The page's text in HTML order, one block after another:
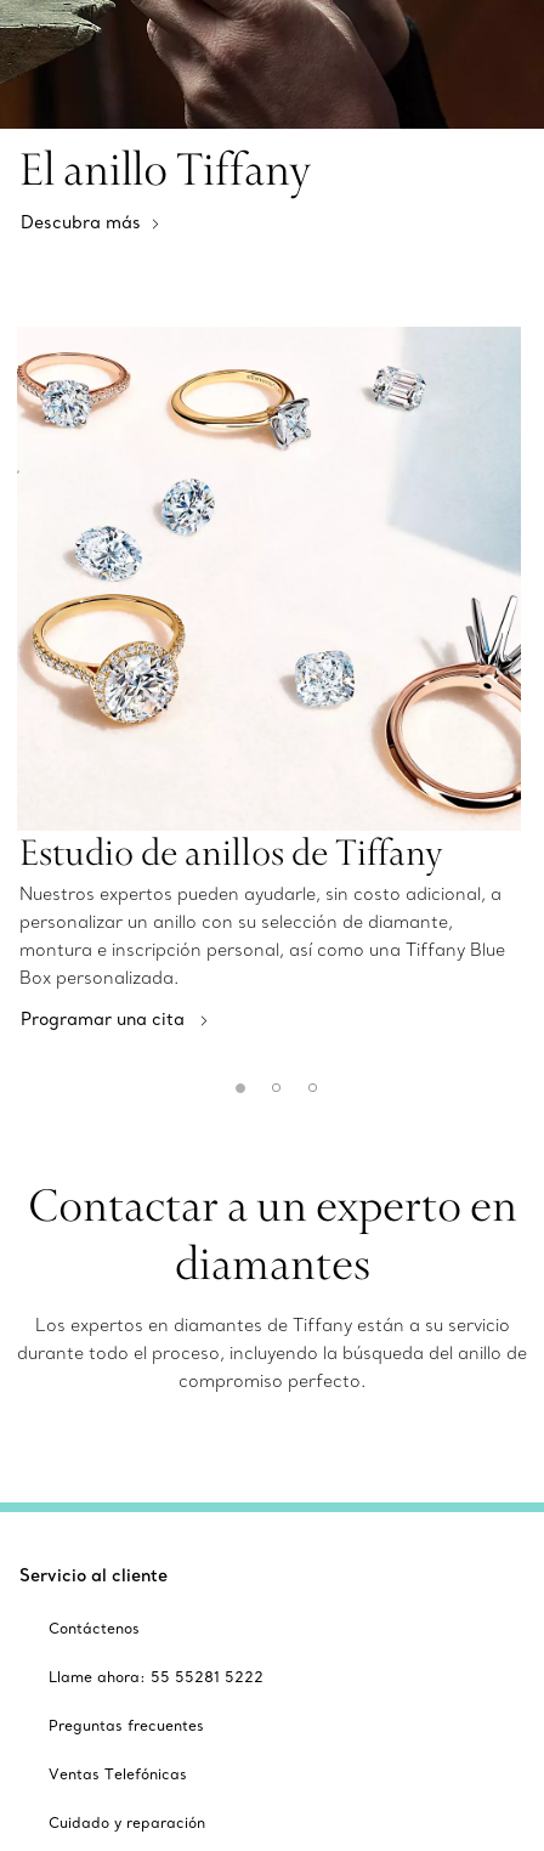
El anillo Tiffany
Descubra más
Estudio de anillos de Tiffany
Nuestros expertos pueden ayudarle, sin costo adicional, a
personalizar un anillo con su selección de diamante,
montura e inscripción personal, así como una Tiffany Blue
Box personalizada.
Programar una cita
Contactar a un experto en
diamantes
Los expertos en diamantes de Tiffany están a su servicio
durante todo el proceso, incluyendo la búsqueda del anillo de
compromiso perfecto.
Servicio al cliente
Contáctenos
Llame ahora: 55 55281 5222
Preguntas frecuentes
Ventas Telefónicas
Cuidado y reparación